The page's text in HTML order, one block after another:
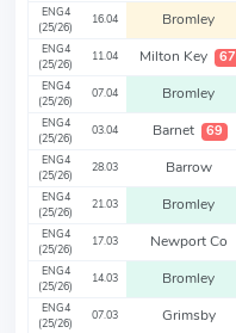
ENG4
(25/26)
16.04 Bromley
ENG4
(25/26)
11.04 Milton Key 67
ENG4
(25/26)
07.04 Bromley
ENG4
(25/26)
03.04 Barnet 69
ENG4
(25/26)
28.03 Barrow
ENG4
(25/26)
21.03 Bromley
ENG4
(25/26)
17.03 Newport Co
ENG4
(25/26)
14.03 Bromley
ENG4
(25/26)
07.03 Grimsby